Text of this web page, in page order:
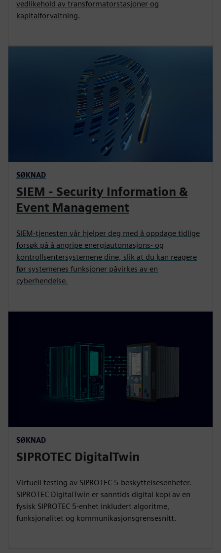
vedlikehold av transformatorstasjoner og
kapitalforvaltning.
SØKNAD
SIEM - Security Information &
Event Management
SIEM-tjenesten vår hjelper deg med å oppdage tidlige
forsøk på å angripe energiautomasjons- og
kontrollsentersystemene dine, slik at du kan reagere
før systemenes funksjoner påvirkes av en
cyberhendelse.
SØKNAD
SIPROTEC DigitalTwin
Virtuell testing av SIPROTEC 5-beskyttelsesenheter.
SIPROTEC DigitalTwin er sanntids digital kopi av en
fysisk SIPROTEC 5-enhet inkludert algoritme,
funksjonalitet og kommunikasjonsgrensesnitt.